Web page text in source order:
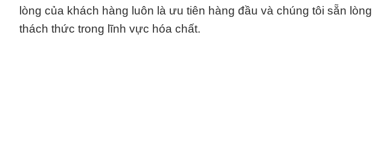
lòng của khách hàng luôn là ưu tiên hàng đầu và chúng tôi sẵn
thách thức trong lĩnh vực hóa chất.